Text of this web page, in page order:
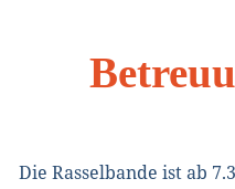
Die Rasselbande ist ab